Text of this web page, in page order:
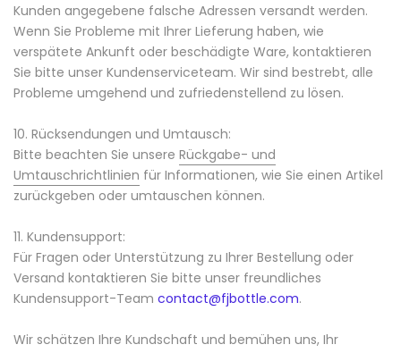
Kunden angegebene falsche Adressen versandt werden.
Wenn Sie Probleme mit Ihrer Lieferung haben, wie
verspätete Ankunft oder beschädigte Ware, kontaktieren
Sie bitte unser Kundenserviceteam. Wir sind bestrebt, alle
Probleme umgehend und zufriedenstellend zu lösen.
10. Rücksendungen und Umtausch:
Bitte beachten Sie unsere Rückgabe- und
Umtauschrichtlinien für Informationen, wie Sie einen Artikel
zurückgeben oder umtauschen können.
11. Kundensupport:
Für Fragen oder Unterstützung zu Ihrer Bestellung oder
Versand kontaktieren Sie bitte unser freundliches
Kundensupport-Team contact@fjbottle.com.
Wir schätzen Ihre Kundschaft und bemühen uns, Ihr